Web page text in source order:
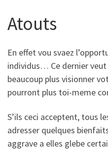
Atouts
En effet vou svaez
individus… Ce dernier
beaucoup plus visionner
pourront plus toi-meme
S’ils ceci acceptent, tous
adresser quelques
aggrave a elles glebe